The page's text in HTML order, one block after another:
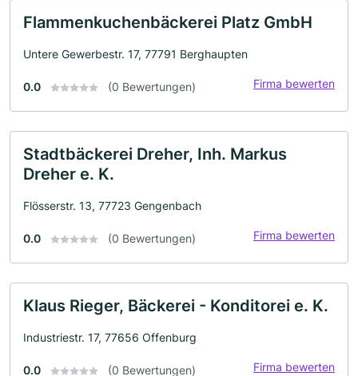
Flammenkuchenbäckerei Platz GmbH
Untere Gewerbestr. 17, 77791 Berghaupten
0.0 (0 Bewertungen) Firma bewerten
Stadtbäckerei Dreher, Inh. Markus
Dreher e. K.
Flösserstr. 13, 77723 Gengenbach
0.0 (0 Bewertungen) Firma bewerten
Klaus Rieger, Bäckerei - Konditorei e. K.
Industriestr. 17, 77656 Offenburg
0.0 (0 Bewertungen) Firma bewerten